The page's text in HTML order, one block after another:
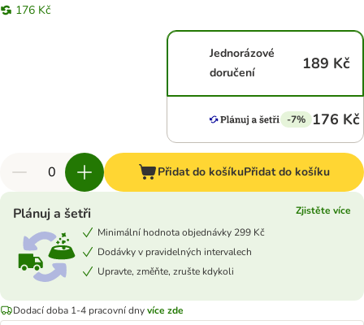
176 Kč
Jednorázové
doručení
189 Kč
-7% 176 Kč
Přidat do košíkuPřidat do košíku
Plánuj a šetři
Zjistěte více
Minimální hodnota objednávky 299 Kč
Dodávky v pravidelných intervalech
Upravte, změňte, zrušte kdykoli
Dodací doba 1-4 pracovní dnyvíce zde